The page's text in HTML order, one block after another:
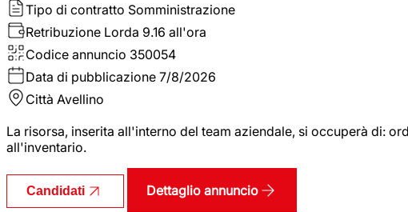
Tipo di contratto Somministrazione
Retribuzione Lorda 9.16 all'ora
Codice annuncio 350054
Data di pubblicazione 7/8/2026
Città Avellino
La risorsa, inserita all'interno del team aziendale, si occuperà di:
all'inventario.
Candidati Dettaglio annuncio